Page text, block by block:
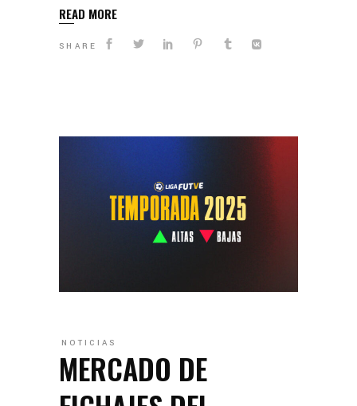
READ MORE
SHARE
NOTICIAS
MERCADO DE